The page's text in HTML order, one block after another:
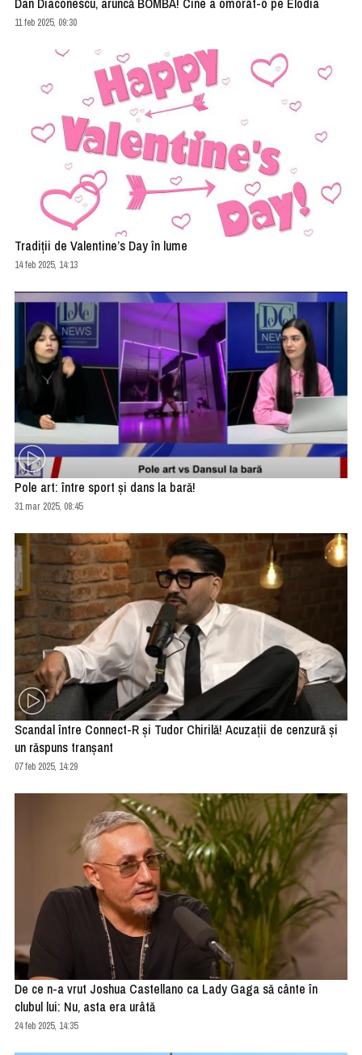
11 feb 2025, 09:30
Tradiții de Valentine’s Day în lume
14 feb 2025, 14:13
Pole art: între sport şi dans la bară!
31 mar 2025, 08:45
Scandal între Connect-R și Tudor Chirilă! Acuzații de cenzură și
un răspuns tranșant
07 feb 2025, 14:29
De ce n-a vrut Joshua Castellano ca Lady Gaga să cânte în
clubul lui: Nu, asta era urâtă
24 feb 2025, 14:35